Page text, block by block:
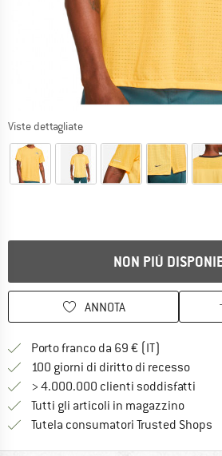
Viste dettagliate
NON PIÙ
ANNOTA
Porto franco da 69 € (IT)
100 giorni di diritto di recessoVai
> 4.000.000 clienti soddisfatti
Tutti gli articoli in magazzino
Tutela consumatori Trusted Shops